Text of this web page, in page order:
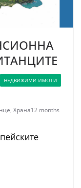
НЕДВИЖИМИ ИМОТИ
, Храна12 months